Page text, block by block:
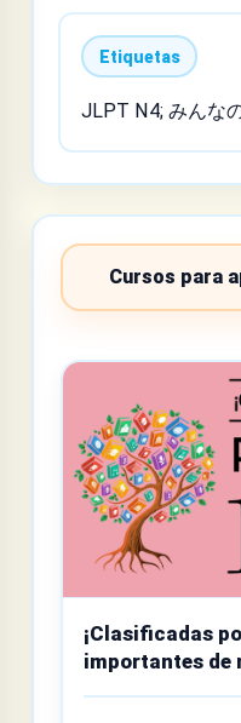
Etiquetas
JLPT N4; みんな
Cursos para
¡Clasificadas
importantes de